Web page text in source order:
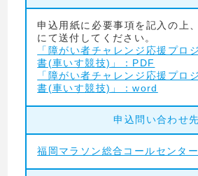
申込用紙に必要事項を記入の上
にて送付してください。
「障がい者チャレンジ応援プロ
書(車いす競技)」：PDF
「障がい者チャレンジ応援プロ
書(車いす競技)」：word
申込問い合わせ先
福岡マラソン総合コールセンター